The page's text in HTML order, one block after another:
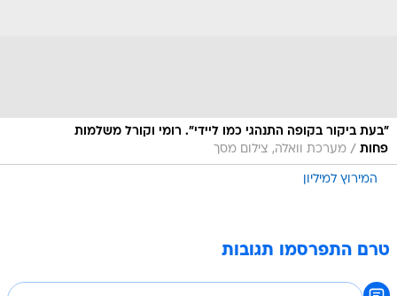
"בעת ביקור בקופה התנהגי כמו ליידי". רומי וקורל משלמות
פחות / מערכת וואלה, צילום מסך
המירוץ למיליון
טרם התפרסמו תגובות